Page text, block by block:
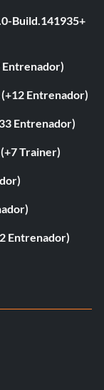
Build.141935+
Entrenador)
Entrenador)
Entrenador)
Trainer)
Entrenador)